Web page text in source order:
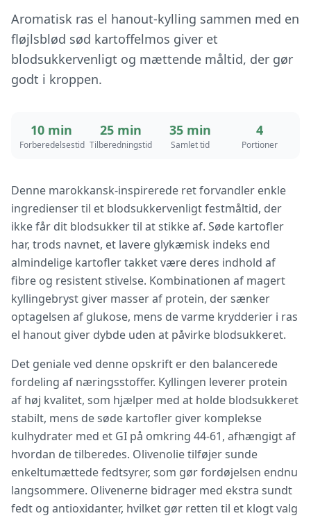
Aromatisk ras el hanout-kylling sammen med en
fløjlsblød sød kartoffelmos giver et
blodsukkervenligt og mættende måltid, der gør
godt i kroppen.
10 min
Forberedelsestid
25 min
Tilberedningstid
35 min
Samlet tid
4
Portioner
Denne marokkansk-inspirerede ret forvandler enkle
ingredienser til et blodsukkervenligt festmåltid, der
ikke får dit blodsukker til at stikke af. Søde kartofler
har, trods navnet, et lavere glykæmisk indeks end
almindelige kartofler takket være deres indhold af
fibre og resistent stivelse. Kombinationen af magert
kyllingebryst giver masser af protein, der sænker
optagelsen af glukose, mens de varme krydderier i ras
el hanout giver dybde uden at påvirke blodsukkeret.
Det geniale ved denne opskrift er den balancerede
fordeling af næringsstoffer. Kyllingen leverer protein
af høj kvalitet, som hjælper med at holde blodsukkeret
stabilt, mens de søde kartofler giver komplekse
kulhydrater med et GI på omkring 44-61, afhængigt af
hvordan de tilberedes. Olivenolie tilføjer sunde
enkeltumættede fedtsyrer, som gør fordøjelsen endnu
langsommere. Olivenerne bidrager med ekstra sundt
fedt og antioxidanter, hvilket gør retten til et klogt valg